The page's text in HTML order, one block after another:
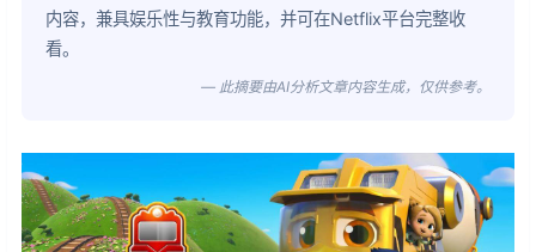
内容，兼具娱乐性与教育功能，并可在Netflix平台完整收
看。
— 此摘要由AI分析文章内容生成，仅供参考。